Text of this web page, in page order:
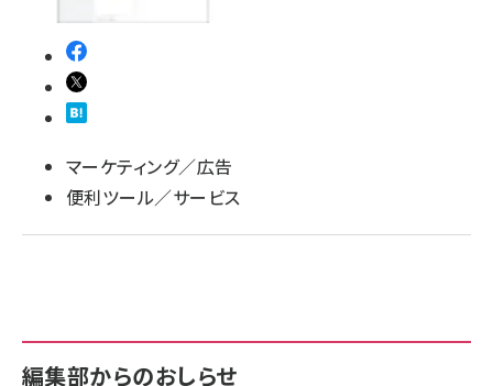
マーケティング／広告
便利ツール／サービス
編集部からのおしらせ